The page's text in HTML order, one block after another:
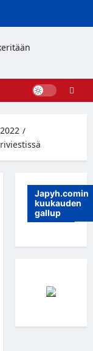
Japyh.comin
kuukauden
gallup